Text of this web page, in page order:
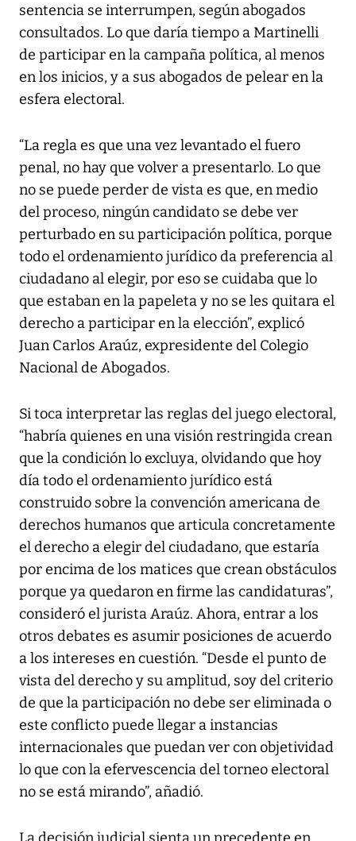
sentencia se interrumpen, según abogados
consultados. Lo que daría tiempo a Martinelli
de participar en la campaña política, al menos
en los inicios, y a sus abogados de pelear en la
esfera electoral.
“La regla es que una vez levantado el fuero
penal, no hay que volver a presentarlo. Lo que
no se puede perder de vista es que, en medio
del proceso, ningún candidato se debe ver
perturbado en su participación política, porque
todo el ordenamiento jurídico da preferencia al
ciudadano al elegir, por eso se cuidaba que lo
que estaban en la papeleta y no se les quitara el
derecho a participar en la elección”, explicó
Juan Carlos Araúz, expresidente del Colegio
Nacional de Abogados.
Si toca interpretar las reglas del juego electoral,
“habría quienes en una visión restringida crean
que la condición lo excluya, olvidando que hoy
día todo el ordenamiento jurídico está
construido sobre la convención americana de
derechos humanos que articula concretamente
el derecho a elegir del ciudadano, que estaría
por encima de los matices que crean obstáculos
porque ya quedaron en firme las candidaturas”,
consideró el jurista Araúz. Ahora, entrar a los
otros debates es asumir posiciones de acuerdo
a los intereses en cuestión. “Desde el punto de
vista del derecho y su amplitud, soy del criterio
de que la participación no debe ser eliminada o
este conflicto puede llegar a instancias
internacionales que puedan ver con objetividad
lo que con la efervescencia del torneo electoral
no se está mirando”, añadió.